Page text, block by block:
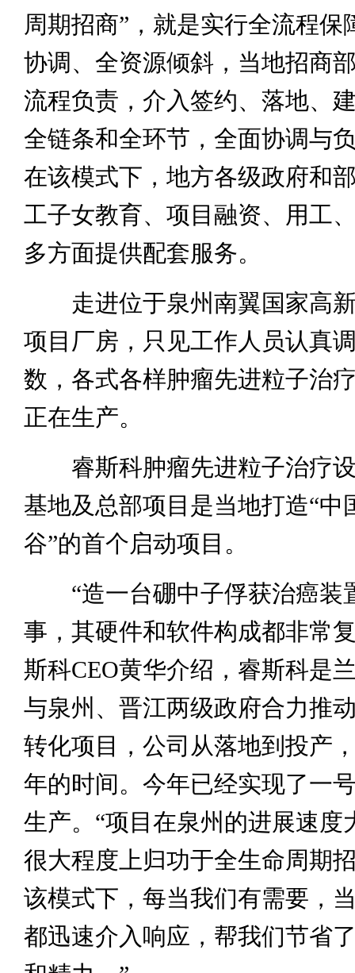
周期招商”，就是实行全流程保
协调、全资源倾斜，当地招商
流程负责，介入签约、落地、
全链条和全环节，全面协调与
在该模式下，地方各级政府和
工子女教育、项目融资、用工
多方面提供配套服务。
走进位于泉州南翼国家高新
项目厂房，只见工作人员认真
数，各式各样肿瘤先进粒子治
正在生产。
睿斯科肿瘤先进粒子治疗设
基地及总部项目是当地打造“中
谷”的首个启动项目。
“造一台硼中子俘获治癌装
事，其硬件和软件构成都非常
斯科CEO黄华介绍，睿斯科是
与泉州、晋江两级政府合力推
转化项目，公司从落地到投产
年的时间。今年已经实现了一
生产。“项目在泉州的进展速度
很大程度上归功于全生命周期
该模式下，每当我们有需要，
都迅速介入响应，帮我们节省